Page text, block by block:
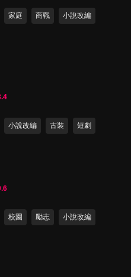
家庭 商戰 小說改編
小說改編 古裝 短劇
校園 勵志 小說改編